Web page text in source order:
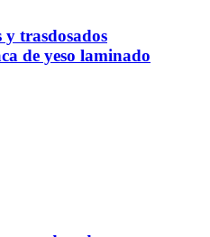
trasdosados
de yeso laminado